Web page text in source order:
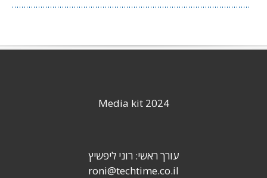
Media kit 2024
עורך ראשי: רוני ליפשיץ
roni@techtime.co.il